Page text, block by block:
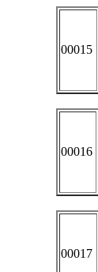
00015
00016
00017